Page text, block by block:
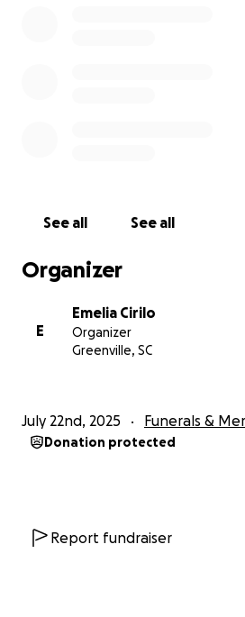
See all See all
Organizer
E
Emelia Cirilo
Organizer
Greenville, SC
July 22nd, 2025 Funerals &
Donation protected
Report fundraiser